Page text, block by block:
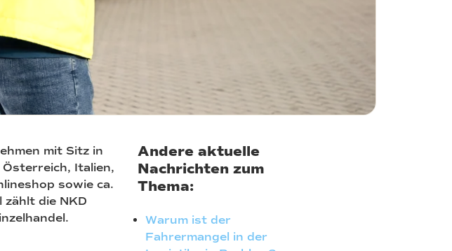
mit Sitz in
Italien,
sowie ca.
die NKD
Andere aktuelle
Nachrichten zum
Thema:
Warum ist der
Fahrermangel in der